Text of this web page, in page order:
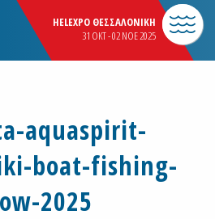
HELEXPO ΘΕΣΣΑΛΟΝΙΚΗ
31 OKT - 02 NOE 2025
aquaspirit-
boat-fishing-
2025